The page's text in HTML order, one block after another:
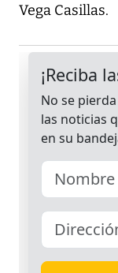
Vega Casillas.